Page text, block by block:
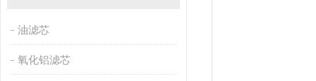
油滤芯
氧化铝滤芯